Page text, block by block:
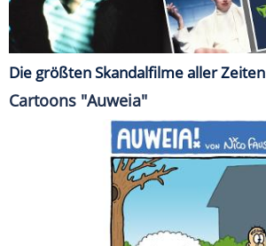
Die größten Skandalfilme aller Zeiten
Cartoons "Auweia"